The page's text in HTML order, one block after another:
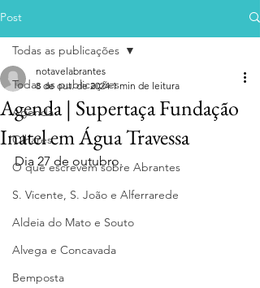
Post
Todas as publicações
Agenda
Olhares
O que escrevem sobre Abrantes
S. Vicente, S. João e Alferrarede
Aldeia do Mato e Souto
Alvega e Concavada
Bemposta
Todas as publicações
Agenda | Supertaça Fundação
Inatel em Água Travessa
notavelabrantes
8 de out. de 2024 1 min de leitura
Dia 27 de outubro.